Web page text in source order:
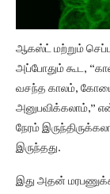
ஆகஸ்ட் மற்றும்
அப்போதும் கூட,
வசந்த காலம்,
அனுபவிக்கலாம்,”
நேரம்
இருந்தது.
இது அதன்